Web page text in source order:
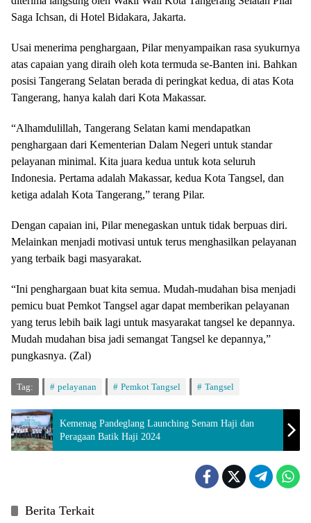
Saga Ichsan, di Hotel Bidakara, Jakarta.
Usai menerima penghargaan, Pilar menyampaikan rasa syukurnya
atas capaian yang diraih oleh kota termuda se-Banten ini. Bahkan
posisi Tangerang Selatan berada di peringkat kedua, di atas Kota
Tangerang, hanya kalah dari Kota Makassar.
“Alhamdulillah, Tangerang Selatan kami mendapatkan
penghargaan dari Kementerian Dalam Negeri untuk standar
pelayanan minimal. Kita juara kedua untuk kota seluruh
Indonesia. Pertama adalah Makassar, kedua Kota Tangsel, dan
ketiga adalah Kota Tangerang,” terang Pilar.
Dengan capaian ini, Pilar menegaskan untuk tidak berpuas diri.
Melainkan menjadi motivasi untuk terus menghasilkan pelayanan
yang terbaik bagi masyarakat.
“Ini penghargaan buat kita semua. Mudah-mudahan bisa menjadi
pemicu buat Pemkot Tangsel agar dapat memberikan pelayanan
yang terus lebih baik lagi untuk masyarakat tangsel ke depannya.
Mudah mudahan bisa jadi semangat Tangsel ke depannya,”
pungkasnya. (Zal)
Tag: pelayanan Pemkot Tangsel Tangsel
Kemenag Pandeglang Launching Senam Haji dan
Peragaan Batik Haji 2024
Berita Terkait